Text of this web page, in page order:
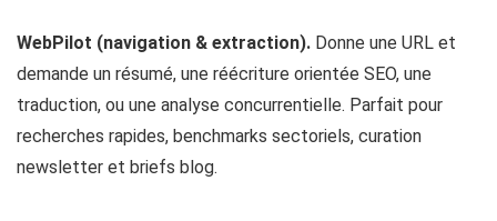
WebPilot (navigation & extraction). Donne une URL et
demande un résumé, une réécriture orientée SEO, une
traduction, ou une analyse concurrentielle. Parfait pour
recherches rapides, benchmarks sectoriels, curation
newsletter et briefs blog.